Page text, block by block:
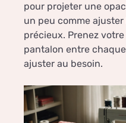
pour projeter une
un peu comme
précieux. Prenez
pantalon entre
ajuster au besoin.